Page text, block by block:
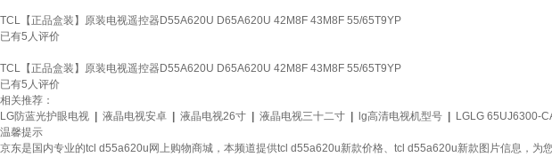
TCL【正品盒装】原装电视遥控器D55A620U D65A620U 42M8F 43M8F 55/65T9YP
已有5 人评价
TCL【正品盒装】原装电视遥控器D55A620U D65A620U 42M8F 43M8F 55/65T9YP
已有5 人评价
相关推荐：
LG防蓝光护眼电视
液晶电视安卓 液晶电视26寸 液晶电视三十二寸 lg高清电视机型号 LGLG 65UJ6300-
温馨提示
京东是国内专业的tcl d55a620u网上购物商城，本频道提供tcl d55a620u新款价格、tcl d55a620u新款图片信息，为